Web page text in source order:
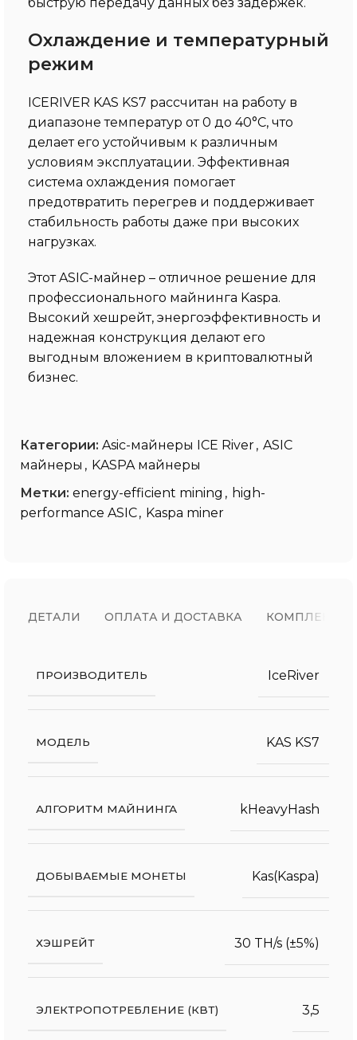
Охлаждение и температурный
режим
ICERIVER KAS KS7 рассчитан на работу в
диапазоне температур от 0 до 40°C, что
делает его устойчивым к различным
условиям эксплуатации. Эффективная
система охлаждения помогает
предотвратить перегрев и поддерживает
стабильность работы даже при высоких
нагрузках.
Этот ASIC-майнер – отличное решение для
профессионального майнинга Kaspa.
Высокий хешрейт, энергоэффективность и
надежная конструкция делают его
выгодным вложением в криптовалютный
бизнес.
Категории: Asic-майнеры ICE River, ASIC
майнеры , KASPA майнеры
Метки: energy-efficient mining , high-
performance ASIC, Kaspa miner
ДЕТАЛИ ОПЛАТА И ДОСТАВКА КОМПЛЕКТ
ПРОИЗВОДИТЕЛЬ IceRiver
МОДЕЛЬ KAS KS7
АЛГОРИТМ МАЙНИНГА kHeavyHash
ДОБЫВАЕМЫЕ МОНЕТЫ Kas(Kaspa)
ХЭШРЕЙТ 30 TH/s (±5%)
ЭЛЕКТРОПОТРЕБЛЕНИЕ (КВТ) 3,5